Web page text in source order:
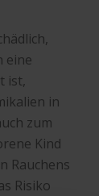
eine
ist,
in
zum
Kind
Rauchens
Risiko